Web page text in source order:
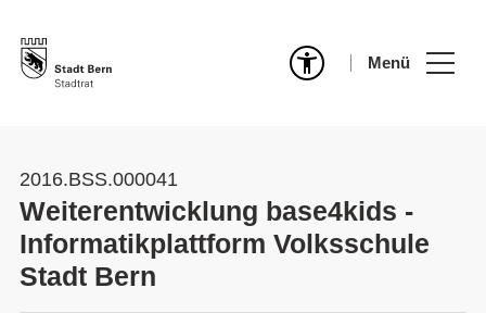
Menü
2016.BSS.000041
Weiterentwicklung base4kids -
Informatikplattform Volksschule
Stadt Bern